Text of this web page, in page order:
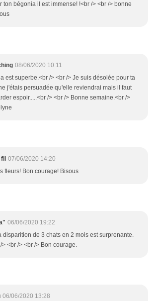
ton bégonia il est immense! !<br /> <br /> bonne
08/06/2020 10:11
est superbe.<br /> <br /> Je suis désolée pour ta
j'étais persuadée qu'elle reviendrai mais il faut
espoir.....<br /> <br /> Bonne semaine.<br />
07/06/2020 14:20
fleurs! Bon courage! Bisous
06/06/2020 19:22
disparition de 3 chats en 2 mois est surprenante.
> <br /> <br /> Bon courage.
06/06/2020 13:28